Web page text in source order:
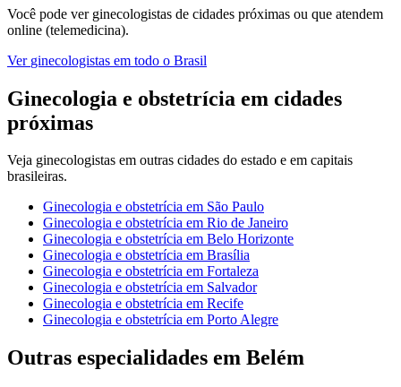
Você pode ver ginecologistas de cidades próximas ou que atendem
online (telemedicina).
Ver ginecologistas em todo o Brasil
Ginecologia e obstetrícia em cidades
próximas
Veja ginecologistas em outras cidades do estado e em capitais
brasileiras.
Ginecologia e obstetrícia em São Paulo
Ginecologia e obstetrícia em Rio de Janeiro
Ginecologia e obstetrícia em Belo Horizonte
Ginecologia e obstetrícia em Brasília
Ginecologia e obstetrícia em Fortaleza
Ginecologia e obstetrícia em Salvador
Ginecologia e obstetrícia em Recife
Ginecologia e obstetrícia em Porto Alegre
Outras especialidades em Belém